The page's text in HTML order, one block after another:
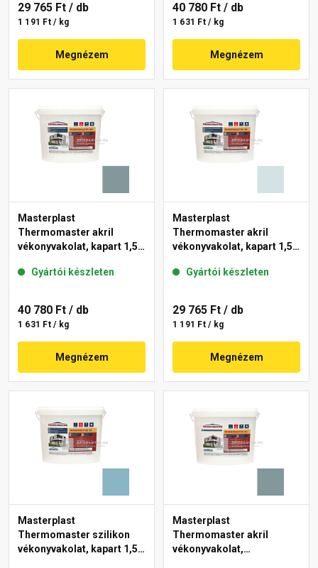
29 765 Ft / db
1 191 Ft / kg
Megnézem
40 780 Ft / db
1 631 Ft / kg
Megnézem
Masterplast
Thermomaster akril
vékonyvakolat, kapart 1,5
Gyártói készleten
40 780 Ft / db
1 631 Ft / kg
Megnézem
Masterplast
Thermomaster akril
vékonyvakolat, kapart 1,5
Gyártói készleten
29 765 Ft / db
1 191 Ft / kg
Megnézem
Masterplast
Thermomaster szilikon
vékonyvakolat, kapart 1,5
Masterplast
Thermomaster akril
vékonyvakolat,